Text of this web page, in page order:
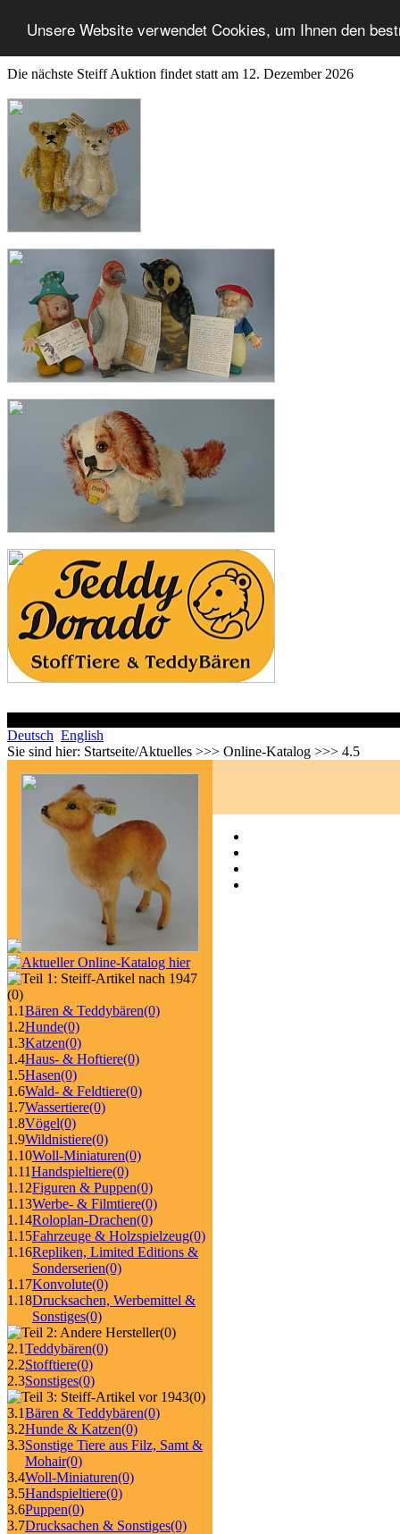
Unsere Website verwendet Cookies, um Ihnen den
Die nächste Steiff Auktion findet statt am 12. Dezember 2026
Deutsch English
Sie sind hier: Startseite/Aktuelles >>> Online-Katalog >>> 4.5
(0)
1.1Bären & Teddybären(0)
1.2Hunde(0)
1.3Katzen(0)
1.4Haus- & Hoftiere(0)
1.5Hasen(0)
1.6Wald- & Feldtiere(0)
1.7Wassertiere(0)
1.8Vögel(0)
1.9Wildnistiere(0)
1.10Woll-Miniaturen(0)
1.11Handspieltiere(0)
1.12Figuren & Puppen(0)
1.13Werbe- & Filmtiere(0)
1.14Roloplan-Drachen(0)
1.15Fahrzeuge & Holzspielzeug(0)
1.16Repliken, Limited Editions &
Sonderserien(0)
1.17Konvolute(0)
1.18Drucksachen, Werbemittel &
Sonstiges(0)
(0)
2.1Teddybären(0)
2.2Stofftiere(0)
2.3Sonstiges(0)
(0)
3.1Bären & Teddybären(0)
3.2Hunde & Katzen(0)
3.3Sonstige Tiere aus Filz, Samt &
Mohair(0)
3.4Woll-Miniaturen(0)
3.5Handspieltiere(0)
3.6Puppen(0)
3.7Drucksachen & Sonstiges(0)